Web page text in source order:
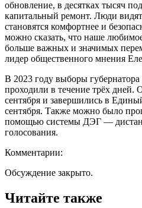
обновление, в десятках тысяч
капитальный ремонт. Люди
становятся комфортнее и
можно сказать, что наше
больше важных и значимых
лидер общественного мнения
В 2023 году выборы
проходили в течение трёх дней.
сентября и завершились в
сентября. Также можно было
помощью системы ДЭГ —
голосования.
Комментарии:
Обсуждение закрыто.
Читайте также